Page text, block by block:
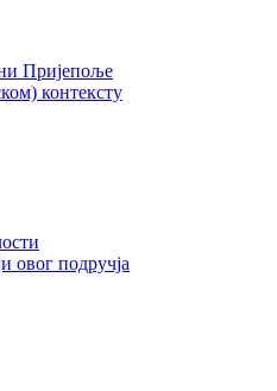
Пријепоље
контексту
овог подручја